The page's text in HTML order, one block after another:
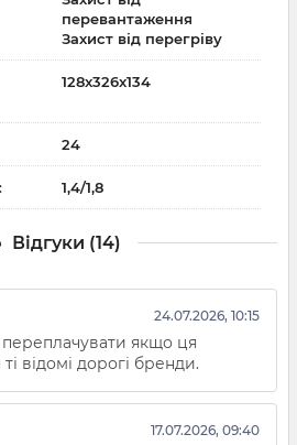
перевантаження
Захист від перегріву
128x326x134
24
1,4/1,8
Відгуки (14)
24.07.2026, 10:15
якщо ця
відомі дорогі бренди.
17.07.2026, 09:40